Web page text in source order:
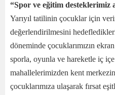
“Spor ve eğitim desteklerimiz
Yarıyıl tatilinin çocuklar için
değerlendirilmesini
döneminde çocuklarımızın
sporla, oyunla ve hareketle iç
mahallelerimizden kent
çocuklarımıza ulaşarak fırsat